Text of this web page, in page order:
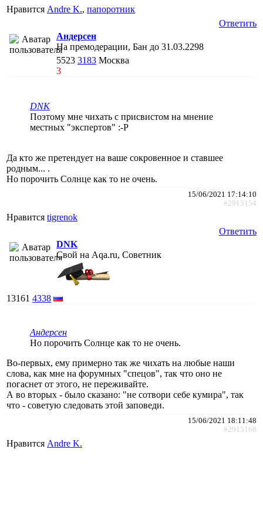
Нравится Andre K., папоротник
Ответить
Андерсен
На премодерации, Бан до 31.03.2298
5523 3183 Москва
3
DNK
Поэтому мне чихать с присвистом на мнение
местных "экспертов" :-P
Да кто же претендует на ваше сокровенное и ставшее
родным... .
Но порочить Солнце как то не очень.
15/06/2021 17:14:10
#2915154
Нравится tigrenok
Ответить
DNK
Свой на Aqa.ru, Советник
13161 4338
Андерсен
Но порочить Солнце как то не очень.
Во-первых, ему примерно так же чихать на любые наши
слова, как мне на форумных "спецов", так что оно не
погаснет от этого, не переживайте.
А во вторых - было сказано: "не сотвори себе кумира", так
что - советую следовать этой заповеди.
15/06/2021 18:11:48
#2915168
Нравится Andre K.